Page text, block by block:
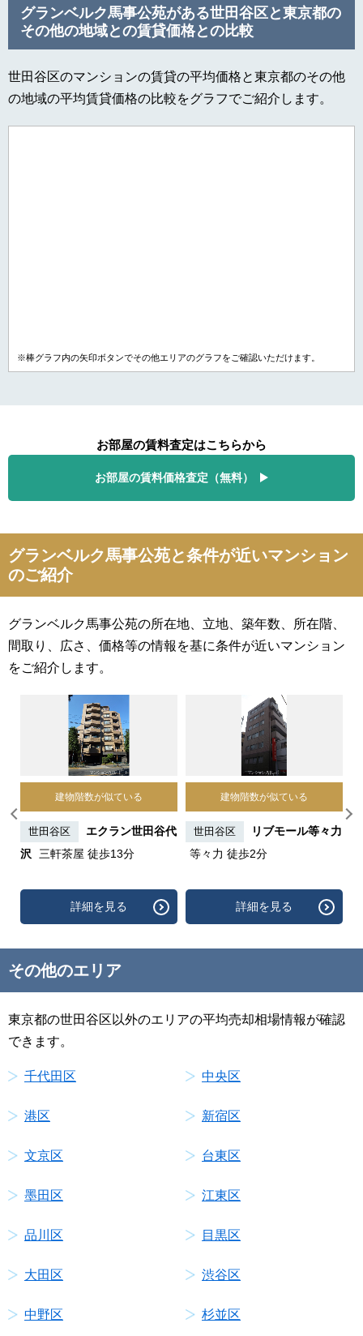
グランベルク馬事公苑がある世田谷区と東京都の
その他の地域との賃貸価格との比較
世田谷区のマンションの賃貸の平均価格と東京都のその他
の地域の平均賃貸価格の比較をグラフでご紹介します。
※棒グラフ内の矢印ボタンでその他エリアのグラフをご確認いただけます。
お部屋の賃料査定はこちらから
お部屋の賃料価格査定（無料）
グランベルク馬事公苑と条件が近いマンション
のご紹介
グランベルク馬事公苑の所在地、立地、築年数、所在階、
間取り、広さ、価格等の情報を基に条件が近いマンション
をご紹介します。
建物階数が似ている
世田谷区
エクラン世田谷代
沢
三軒茶屋 徒歩13分
詳細を見る
建物階数が似ている
世田谷区
リブモール等々力
等々力 徒歩2分
詳細を見る
その他のエリア
東京都の世田谷区以外のエリアの平均売却相場情報が確認
できます。
千代田区 中央区
港区 新宿区
文京区 台東区
墨田区 江東区
品川区 目黒区
大田区 渋谷区
中野区 杉並区